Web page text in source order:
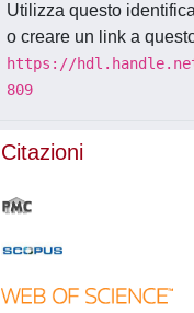
Utilizza questo
o creare un link a
https://
809
Citazioni